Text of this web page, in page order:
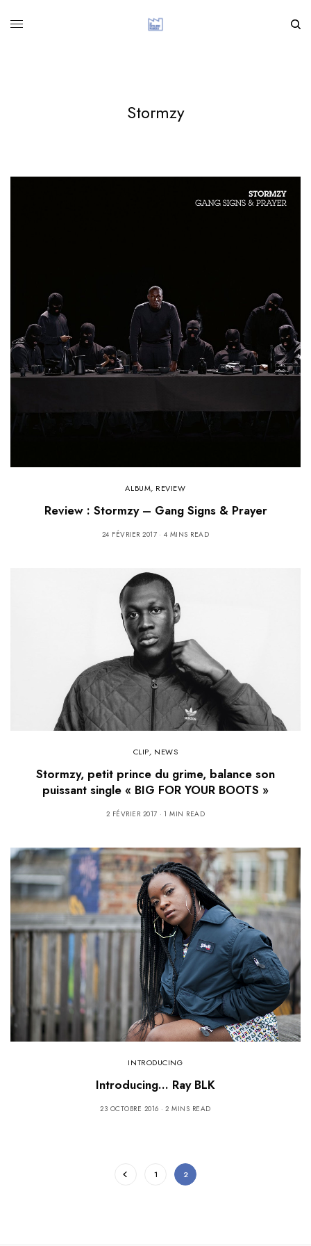
Stormzy
ALBUM, REVIEW
Review : Stormzy – Gang Signs & Prayer
24 FÉVRIER 2017 4 MINS READ
CLIP, NEWS
Stormzy, petit prince du grime, balance son
puissant single « BIG FOR YOUR BOOTS »
2 FÉVRIER 2017 1 MIN READ
INTRODUCING
Introducing… Ray BLK
23 OCTOBRE 2016 2 MINS READ
1 2